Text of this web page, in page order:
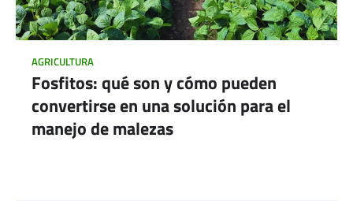
AGRICULTURA
Fosfitos: qué son y cómo pueden
convertirse en una solución para el
manejo de malezas